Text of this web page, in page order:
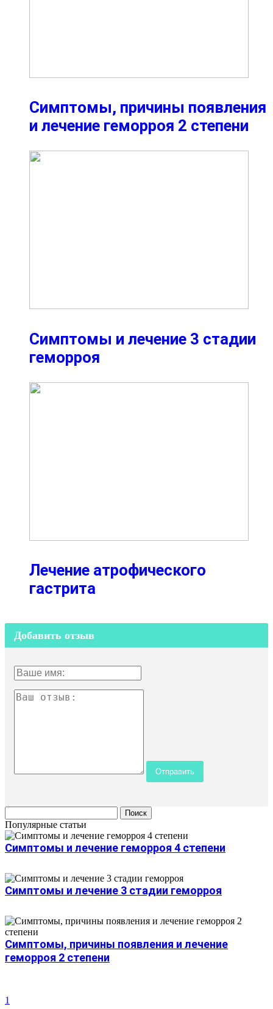
Симптомы, причины появления
и лечение геморроя 2 степени
Симптомы и лечение 3 стадии
геморроя
Лечение атрофического
гастрита
Добавить отзыв
Популярные статьи
Симптомы и лечение геморроя 4 степени
Симптомы и лечение 3 стадии геморроя
Симптомы, причины появления и лечение
геморроя 2 степени
1